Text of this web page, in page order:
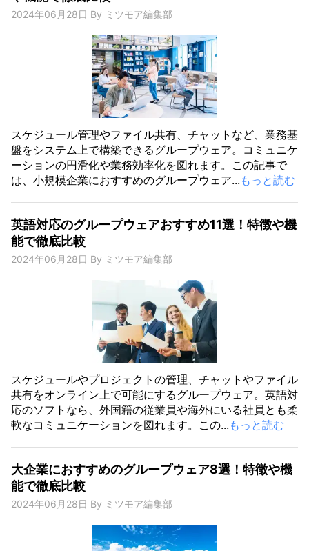
2024年06月28日 By ミツモア編集部
スケジュール管理やファイル共有、チャットなど、業務基
盤をシステム上で構築できるグループウェア。コミュニケ
ーションの円滑化や業務効率化を図れます。この記事で
は、小規模企業におすすめのグループウェア... もっと読む
英語対応のグループウェアおすすめ11選！特徴や機
能で徹底比較
2024年06月28日 By ミツモア編集部
スケジュールやプロジェクトの管理、チャットやファイル
共有をオンライン上で可能にするグループウェア。英語対
応のソフトなら、外国籍の従業員や海外にいる社員とも柔
軟なコミュニケーションを図れます。この... もっと読む
大企業におすすめのグループウェア8選！特徴や機
能で徹底比較
2024年06月28日 By ミツモア編集部